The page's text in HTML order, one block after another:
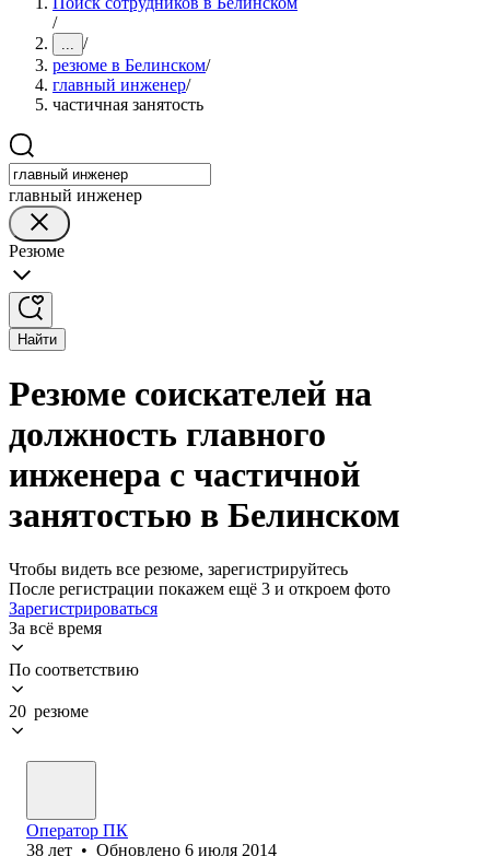
/
... /
резюме в Белинском/
главный инженер/
частичная занятость
главный инженер
Резюме
Найти
Резюме соискателей на
должность главного
инженера с частичной
занятостью в Белинском
Чтобы видеть все резюме, зарегистрируйтесь
После регистрации покажем ещё 3 и откроем фото
Зарегистрироваться
За всё время
По соответствию
20 резюме
Оператор ПК
38 лет • Обновлено 6 июля 2014